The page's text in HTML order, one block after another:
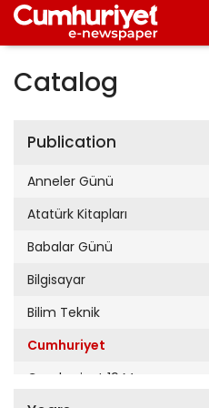
Catalog
Publication
Anneler Günü
Atatürk Kitapları
Babalar Günü
Bilgisayar
Bilim Teknik
Cumhuriyet
Cumhuriyet 19 Mayıs